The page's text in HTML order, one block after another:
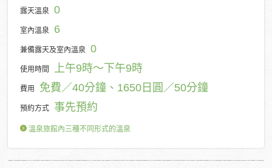
露天溫泉 0
室內溫泉 6
兼備露天及室內溫泉 0
使用時間 上午9時～下午9時
費用 免費／40分鐘、1650日圓／50分鐘
預約方式 事先預約
溫泉旅館內三種不同形式的溫泉